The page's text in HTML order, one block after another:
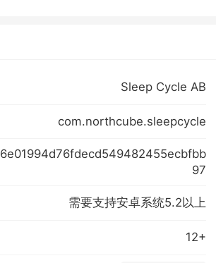
Sleep Cycle AB
com.northcube.sleepcycle
6e01994d76fdecd549482455ecbfbb
97
需要支持安卓系统5.2以上
12+